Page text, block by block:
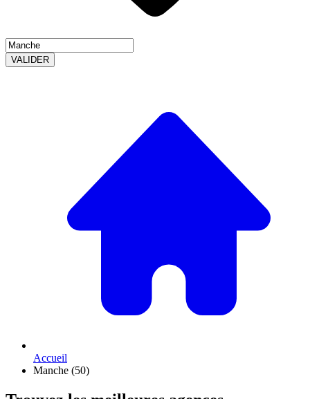
VALIDER
Accueil
Manche (50)